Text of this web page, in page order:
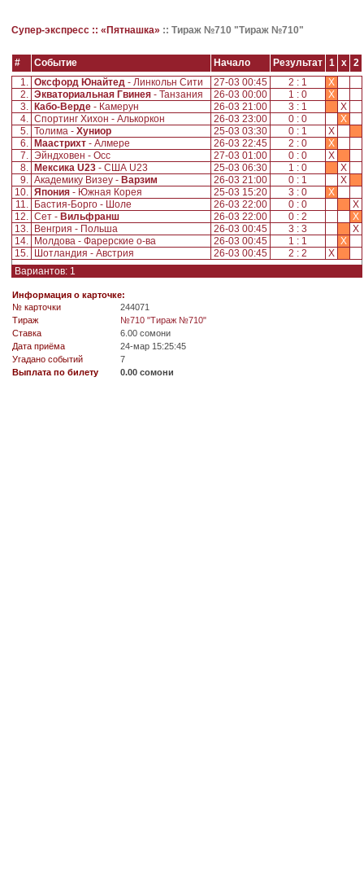
Супер-экспресс :: «Пятнашка» :: Тираж №710 "Тираж №710"
# Событие Начало Результат 1 x
2
1. Оксфорд Юнайтед - Линкольн Сити 27-03 00:45 2 : 1
X
2. Экваториальная Гвинея - Танзания 26-03 00:00 1 : 0
X
3.
Кабо-Верде - Камерун 26-03 21:00 3 : 1
X
4. Спортинг Хихон - Алькоркон 26-03 23:00 0 : 0
X
5. Толима - Хуниор 25-03 03:30 0 : 1
X
6.
Маастрихт - Алмере 26-03 22:45 2 : 0
X
7. Эйндховен - Осс 27-03 01:00 0 : 0
X
8.
Мексика U23 - США U23 25-03 06:30 1 : 0
X
9. Академику Визеу - Варзим 26-03 21:00 0 : 1
X
10. Япония - Южная Корея 25-03 15:20 3 : 0
X
11.
Бастия-Борго - Шоле 26-03 22:00 0 : 0
X
12. Сет - Вильфранш 26-03 22:00 0 : 2
X
13.
Венгрия - Польша 26-03 00:45 3 : 3
X
14.
Молдова - Фарерские о-ва 26-03 00:45 1 : 1
X
15.
Шотландия - Австрия 26-03 00:45 2 : 2
X
Вариантов: 1
Информация о карточке:
№ карточки
244071
Tираж
№710 "Тираж №710"
Ставка
6.00 сомони
Дата приёма
24-мар 15:25:45
Угадано событий
7
Выплата по билету
0.00 сомони